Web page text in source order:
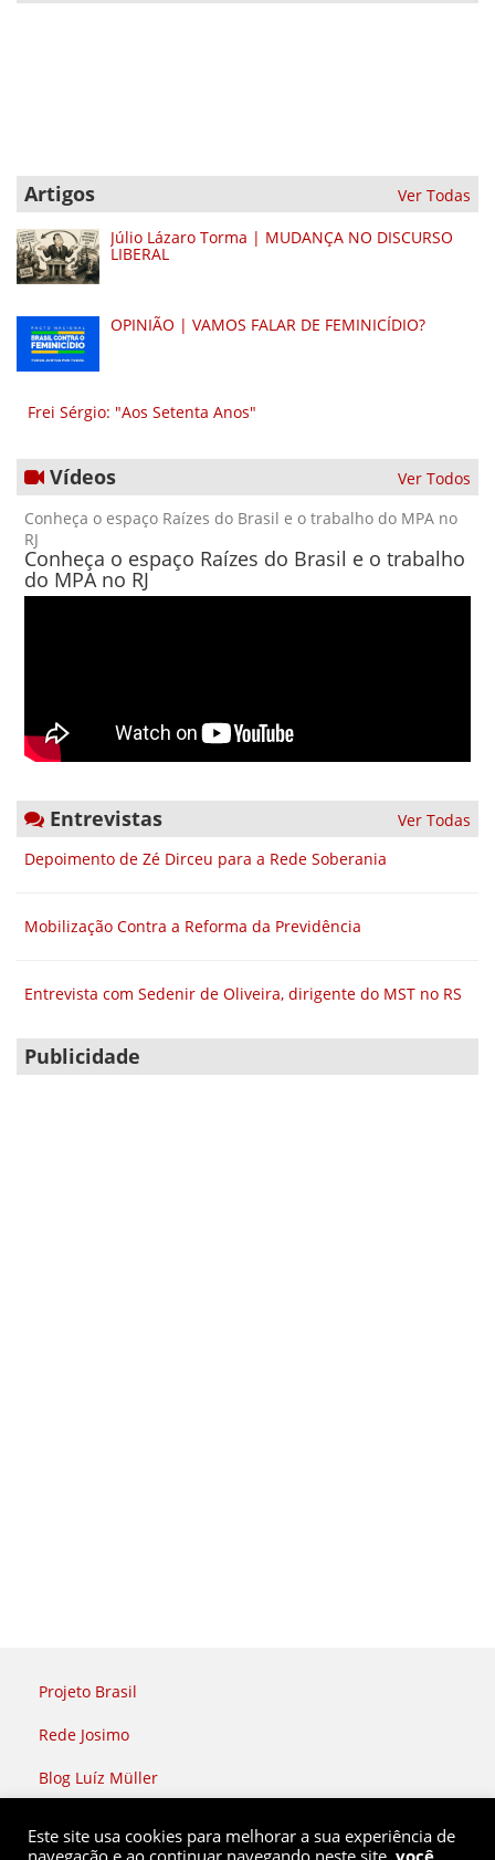
Artigos Ver Todas
Júlio Lázaro Torma | MUDANÇA NO DISCURSO
LIBERAL
OPINIÃO | VAMOS FALAR DE FEMINICÍDIO?
Frei Sérgio: "Aos Setenta Anos"
Vídeos
Ver Todos
Conheça o espaço Raízes do Brasil e o trabalho do MPA no
RJ
Conheça o espaço Raízes do Brasil e o trabalho
do MPA no RJ
Entrevistas Ver Todas
Depoimento de Zé Dirceu para a Rede Soberania
Mobilização Contra a Reforma da Previdência
Entrevista com Sedenir de Oliveira, dirigente do MST no RS
Publicidade
Projeto Brasil
Rede Josimo
Blog Luíz Müller
Este site usa cookies para melhorar a sua experiência de
navegação e ao continuar navegando neste site, você